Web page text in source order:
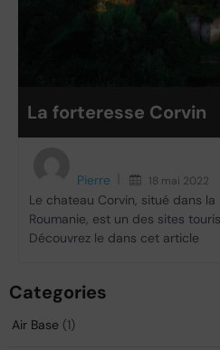
La forteresse Corvin
Pierre 18 mai 2022
Le chateau Corvin, situé dans
Roumanie, est un des sites
Découvrez le dans cet article
Categories
Air Base (1)